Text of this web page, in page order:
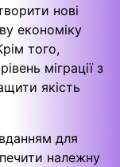
нові
економіку
того,
міграції з
якість
для
належну